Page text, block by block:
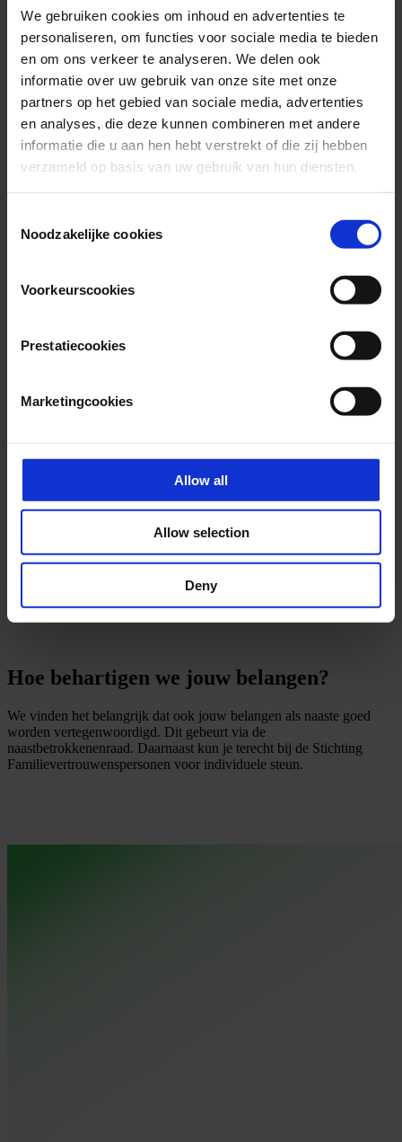
We gebruiken cookies om inhoud en advertenties te
personaliseren, om functies voor sociale media te bieden
en om ons verkeer te analyseren. We delen ook
informatie over uw gebruik van onze site met onze
partners op het gebied van sociale media, advertenties
en analyses, die deze kunnen combineren met andere
informatie die u aan hen hebt verstrekt of die zij hebben
verzameld op basis van uw gebruik van hun diensten.
Selection
Noodzakelijke cookies
Voorkeurscookies
Prestatiecookies
Marketingcookies
Allow all
Allow selection
Deny
Hoe behartigen we jouw belangen?
We vinden het belangrijk dat ook jouw belangen als naaste goed
worden vertegenwoordigd. Dit gebeurt via de
naastbetrokkenenraad. Daarnaast kun je terecht bij de Stichting
Familievertrouwenspersonen voor individuele steun.